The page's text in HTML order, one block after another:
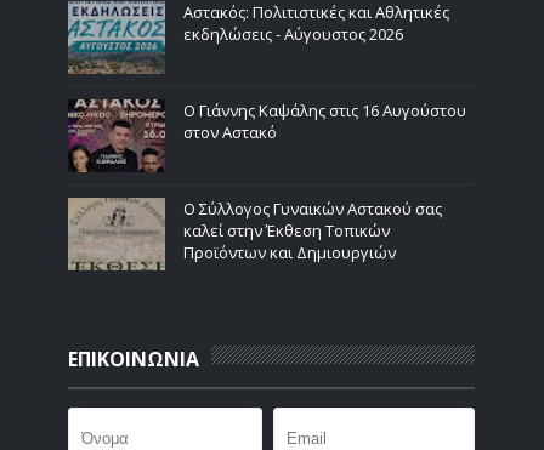
Αστακός: Πολιτιστικές και Αθλητικές
εκδηλώσεις - Αύγουστος 2026
Ο Γιάννης Καψάλης στις 16 Αυγούστου
στον Αστακό
Ο Σύλλογος Γυναικών Αστακού σας
καλεί στην Έκθεση Τοπικών
Προϊόντων και Δημιουργιών
ΕΠΙΚΟΙΝΩΝΙΑ